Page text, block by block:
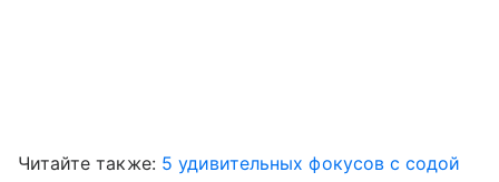
Читайте также: 5 удивительных фокусов с содой